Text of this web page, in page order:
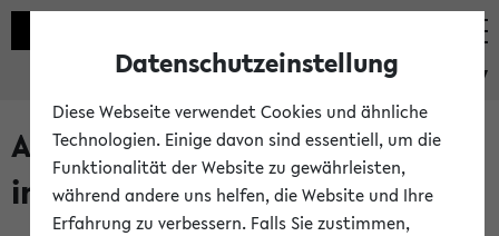
eKVV
Alle veröffentlichten Semester
im eKVV
Datenschutzeinstellung
Diese Webseite verwendet Cookies und ähnliche
Technologien. Einige davon sind essentiell, um die
Funktionalität der Website zu gewährleisten,
während andere uns helfen, die Website und Ihre
Erfahrung zu verbessern. Falls Sie zustimmen,